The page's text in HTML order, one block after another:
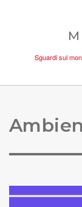
Sguardi sul
TEMI
AMBIENTE
CONFLITTI